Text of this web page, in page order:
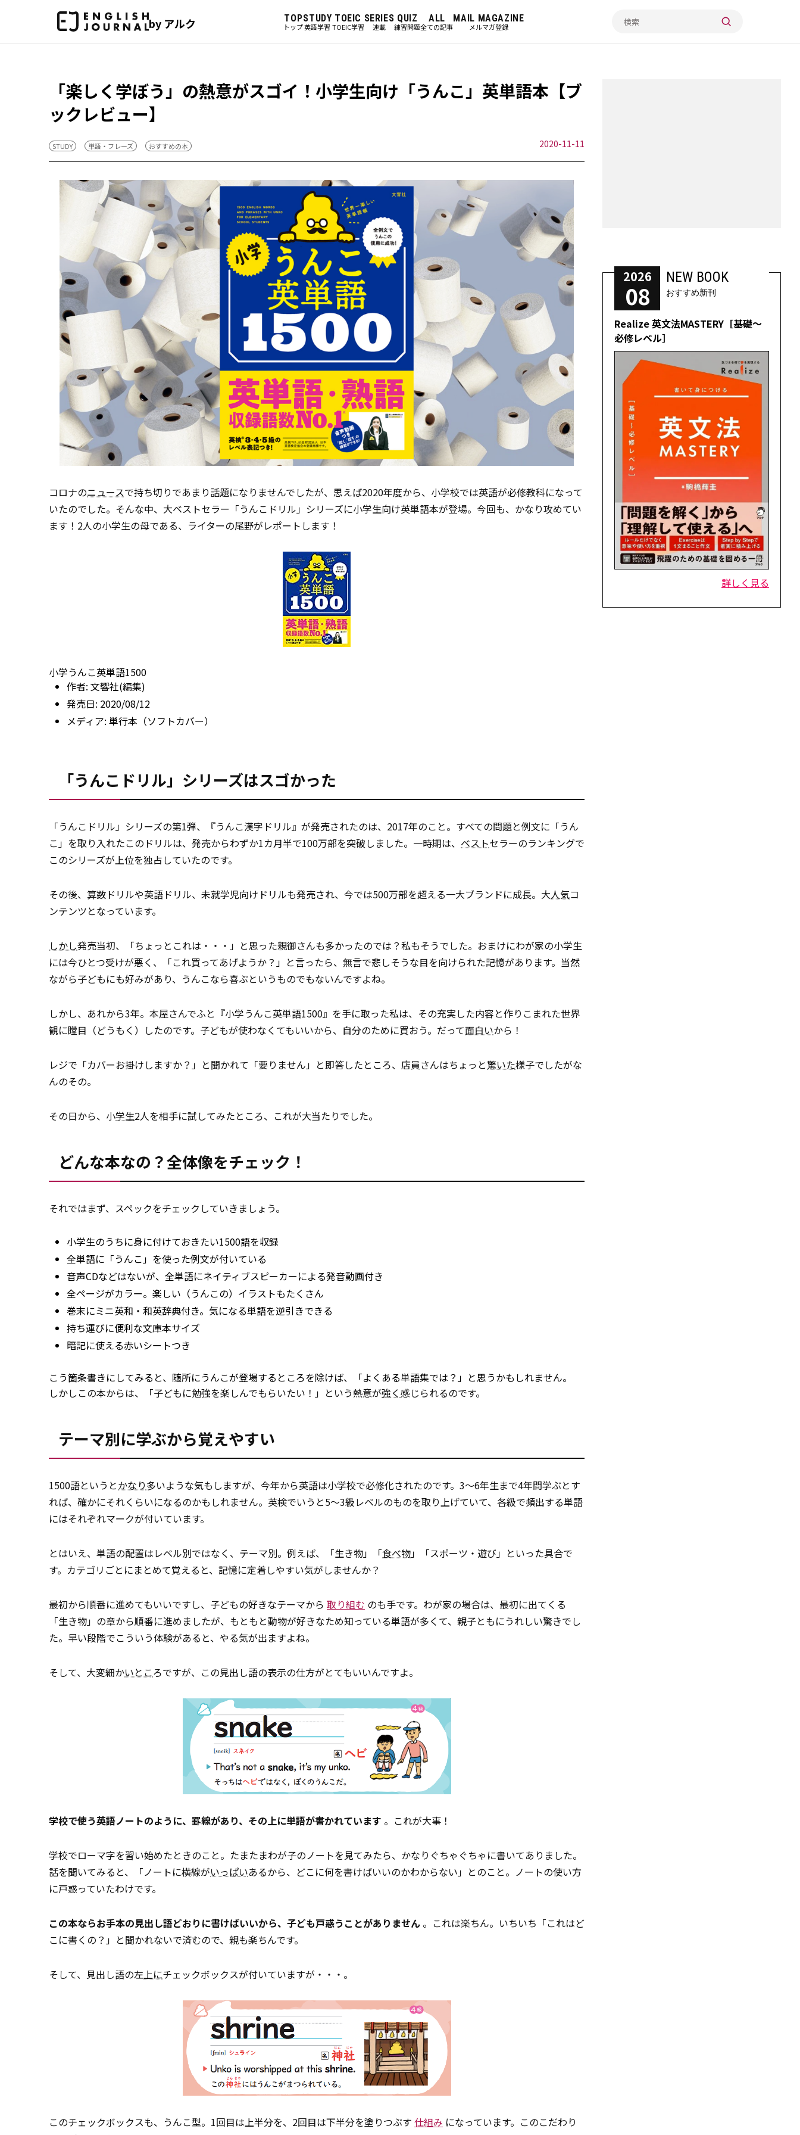
by アルク TOP
トップ
STUDY
英語学習
TOEIC
TOEIC学習
SERIES
連載
QUIZ
練習問題
ALL
全ての記事
MAIL MAGAZINE
メルマガ登録
「楽しく学ぼう」の熱意がスゴイ！小学生向け「うんこ」英単語本【ブ
ックレビュー】
STUDY 単語・フレーズ おすすめの本 2020-11-11
コロナのニュースで持ち切りであまり話題になりませんでしたが、思えば2020年度から、小学校では英語が必修教科になって
いたのでした。そんな中、大ベストセラー「うんこドリル」シリーズに小学生向け英単語本が登場。今回も、かなり攻めてい
ます！2人の小学生の母である、ライターの尾野がレポートします！
小学うんこ英単語1500
作者: 文響社(編集)
発売日: 2020/08/12
メディア: 単行本（ソフトカバー）
「うんこドリル」シリーズはスゴかった
「うんこドリル」シリーズの第1弾、『うんこ漢字ドリル』が発売されたのは、2017年のこと。すべての問題と例文に「うん
こ」を取り入れたこのドリルは、発売からわずか1カ月半で100万部を突破しました。一時期は、 ベストセラーのランキングで
このシリーズが上位を独占していたのです。
その後、算数ドリルや英語ドリル、未就学児向けドリルも発売され、今では500万部を超える一大ブランドに成長。大人気コ
ンテンツとなっています。
しかし発売当初、「ちょっとこれは・・・」と思った親御さんも多かったのでは？私もそうでした。おまけにわが家の小学生
には今ひとつ受けが悪く、「これ買ってあげようか？」と言ったら、無言で悲しそうな目を向けられた記憶があります。当然
ながら子どもにも好みがあり、うんこなら喜ぶというものでもないんですよね。
しかし、あれから3年。本屋さんでふと『小学うんこ英単語1500』を手に取った私は、その充実した内容と作りこまれた世界
観に瞠目（どうもく）したのです。子どもが使わなくてもいいから、自分のために買おう。だって面白いから！
レジで「カバーお掛けしますか？」と聞かれて「要りません」と即答したところ、店員さんはちょっと驚いた様子でしたがな
んのその。
その日から、小学生2人を相手に試してみたところ、これが大当たりでした。
どんな本なの？全体像をチェック！
それではまず、スペックをチェックしていきましょう。
小学生のうちに身に付けておきたい1500語を収録
全単語に「うんこ」を使った例文が付いている
音声CDなどはないが、全単語にネイティブスピーカーによる発音動画付き
全ページがカラー。楽しい（うんこの）イラストもたくさん
巻末にミニ英和・和英辞典付き。気になる単語を逆引きできる
持ち運びに便利な文庫本サイズ
暗記に使える赤いシートつき
こう箇条書きにしてみると、随所にうんこが登場するところを除けば、「よくある単語集では？」と思うかもしれません。
しかしこの本からは、「子どもに勉強を楽しんでもらいたい！」という熱意が強く感じられるのです。
テーマ別に学ぶから覚えやすい
1500語というとかなり多いような気もしますが、今年から英語は小学校で必修化されたのです。3～6年生まで4年間学ぶとす
れば、確かにそれくらいになるのかもしれません。英検でいうと5～3級レベルのものを取り上げていて、各級で頻出する単語
にはそれぞれマークが付いています。
とはいえ、単語の配置はレベル別ではなく、テーマ別。例えば、「生き物」「食べ物」「スポーツ・遊び」といった具合で
す。カテゴリごとにまとめて覚えると、記憶に定着しやすい気がしませんか？
最初から順番に進めてもいいですし、子どもの好きなテーマから 取り組む のも手です。わが家の場合は、最初に出てくる
「生き物」の章から順番に進めましたが、もともと動物が好きなため知っている単語が多くて、親子ともにうれしい驚きでし
た。早い段階でこういう体験があると、やる気が出ますよね。
そして、大変細かいところですが、この見出し語の表示の仕方がとてもいいんですよ。
学校で使う英語ノートのように、罫線があり、その上に単語が書かれています 。これが大事！
学校でローマ字を習い始めたときのこと。たまたまわが子のノートを見てみたら、かなりぐちゃぐちゃに書いてありました。
話を聞いてみると、「ノートに横線がいっぱいあるから、どこに何を書けばいいのかわからない」とのこと。ノートの使い方
に戸惑っていたわけです。
この本ならお手本の見出し語どおりに書けばいいから、子ども戸惑うことがありません 。これは楽ちん。いちいち「これはど
こに書くの？」と聞かれないで済むので、親も楽ちんです。
そして、見出し語の左上にチェックボックスが付いていますが・・・。
このチェックボックスも、うんこ型。1回目は上半分を、2回目は下半分を塗りつぶす 仕組み になっています。このこだわり
2026
08
NEW BOOK
おすすめ新刊
Realize 英文法MASTERY［基礎～
必修レベル］
詳しく見る